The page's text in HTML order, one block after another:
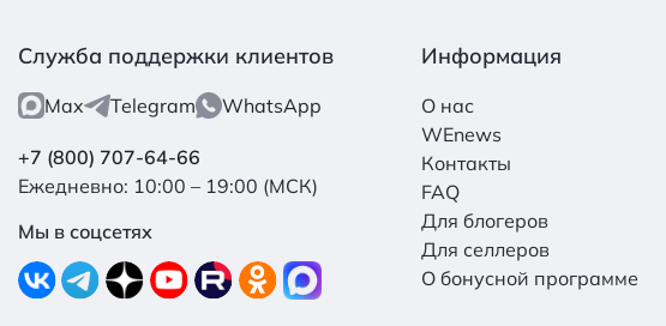
Служба поддержки клиентов
Max Telegram WhatsApp
+7 (800) 707-64-66
Ежедневно: 10:00 – 19:00 (МСК)
Мы в соцсетях
Информация
О нас
WEnews
Контакты
FAQ
Для блогеров
Для селлеров
О бонусной программе